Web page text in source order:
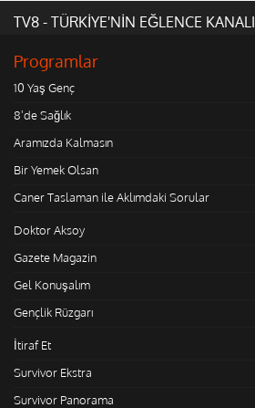
TV8 - TÜRKİYE'NİN EĞLENCE KANALI
Programlar
10 Yaş Genç
8'de Sağlık
Aramızda Kalmasın
Bir Yemek Olsan
Caner Taslaman ile Aklımdaki Sorular
Doktor Aksoy
Gazete Magazin
Gel Konuşalım
Gençlik Rüzgarı
İtiraf Et
Survivor Ekstra
Survivor Panorama